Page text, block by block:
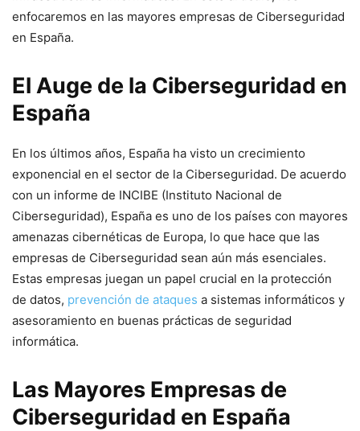
enfocaremos en las mayores empresas de Ciberseguridad
en España.
El Auge de la Ciberseguridad en
España
En los últimos años, España ha visto un crecimiento
exponencial en el sector de la Ciberseguridad. De acuerdo
con un informe de INCIBE (Instituto Nacional de
Ciberseguridad), España es uno de los países con mayores
amenazas cibernéticas de Europa, lo que hace que las
empresas de Ciberseguridad sean aún más esenciales.
Estas empresas juegan un papel crucial en la protección
de datos, prevención de ataques a sistemas informáticos y
asesoramiento en buenas prácticas de seguridad
informática.
Las Mayores Empresas de
Ciberseguridad en España